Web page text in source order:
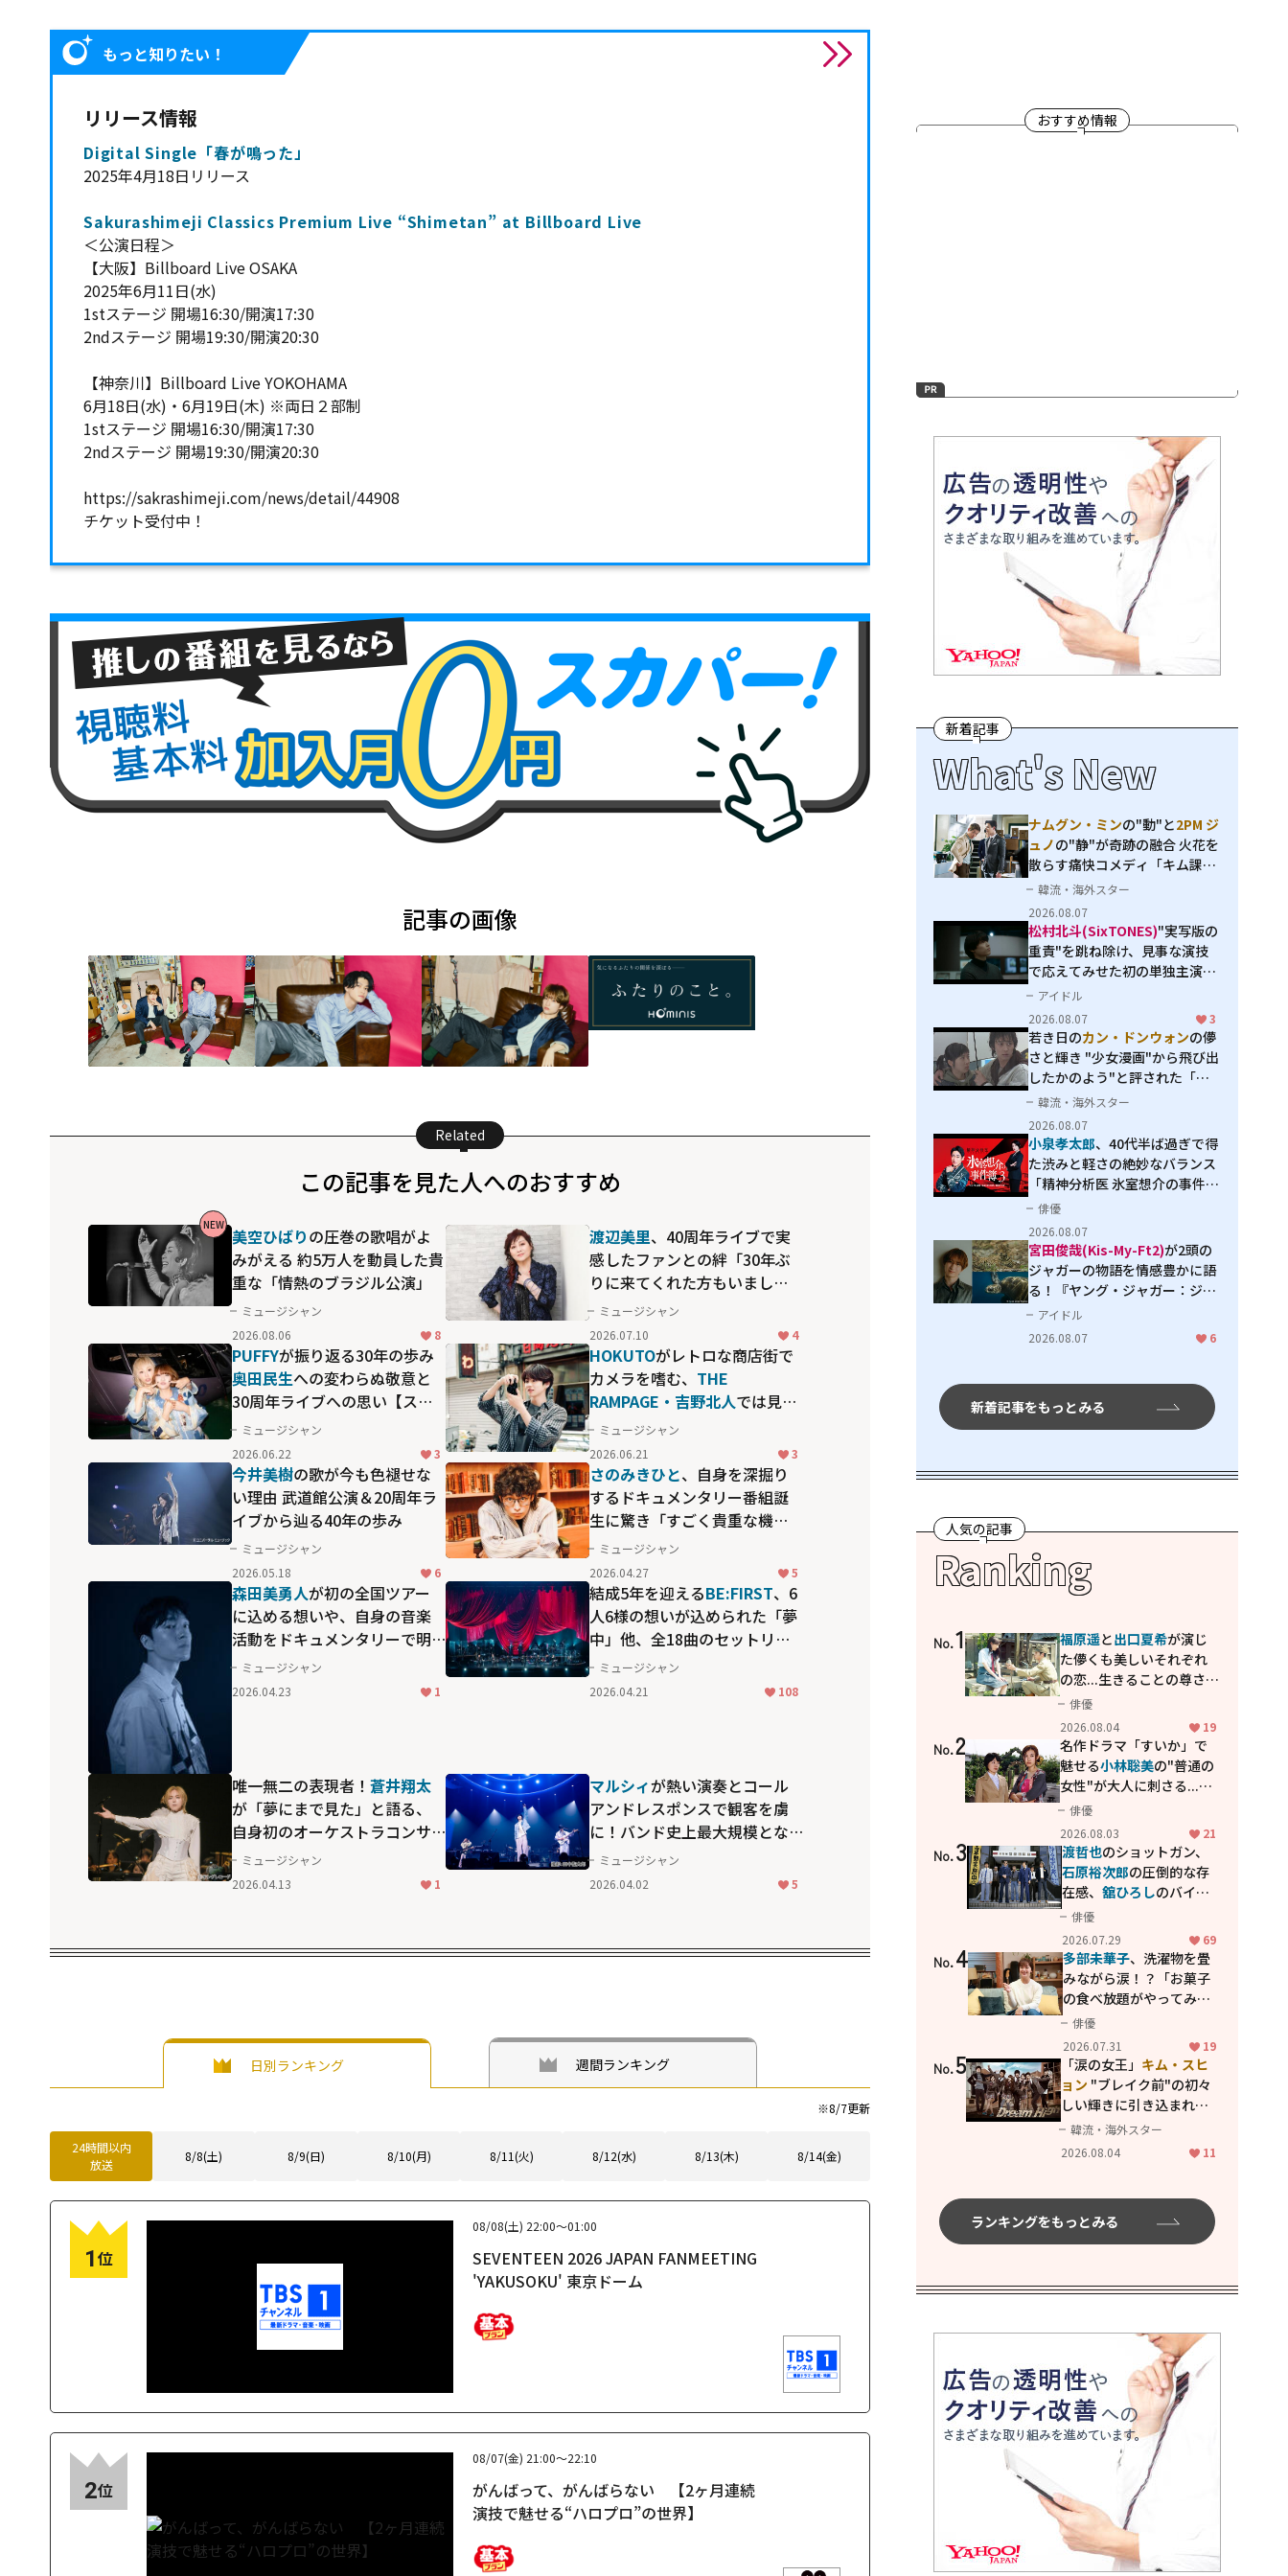
もっと知りたい！
リリース情報
Digital Single「春が鳴った」
2025年4月18日リリース
Sakurashimeji Classics Premium Live “Shimetan” at Billboard Live
＜公演日程＞
【大阪】Billboard Live OSAKA
2025年6月11日(水)
1stステージ 開場16:30/開演17:30
2ndステージ 開場19:30/開演20:30
【神奈川】Billboard Live YOKOHAMA
6月18日(水)・6月19日(木) ※両日２部制
1stステージ 開場16:30/開演17:30
2ndステージ 開場19:30/開演20:30
https://sakrashimeji.com/news/detail/44908
チケット受付中！
記事の画像
Related
この記事を見た人へのおすすめ
美空ひばりの圧巻の歌唱がよ
みがえる 約5万人を動員した貴
重な「情熱のブラジル公演」
ミュージシャン
2026.08.06
8
NEW
渡辺美里、40周年ライブで実
感したファンとの絆「30年ぶ
りに来てくれた方もいまし
た」
ミュージシャン
2026.07.10
4
PUFFYが振り返る30年の歩み
奥田民生への変わらぬ敬意と
30周年ライブへの思い【スカ
パー！30周年】
ミュージシャン
2026.06.22
3
HOKUTOがレトロな商店街で
カメラを嗜む、 THE
RAMPAGE・吉野北人では見ら
れない"素の顔"
ミュージシャン
2026.06.21
3
今井美樹の歌が今も色褪せな
い理由 武道館公演＆20周年ラ
イブから辿る40年の歩み
ミュージシャン
2026.05.18
6
さのみきひと、自身を深掘り
するドキュメンタリー番組誕
生に驚き「すごく貴重な機
会」
ミュージシャン
2026.04.27
5
森田美勇人が初の全国ツアー
に込める想いや、自身の音楽
活動をドキュメンタリーで明
かす！「1:Re ～森田美勇人
meets Live Tour 2026～」
ミュージシャン
2026.04.23
1
結成5年を迎えるBE:FIRST、6
人6様の想いが込められた「夢
中」他、全18曲のセットリス
トに魅了される伝統の「MTV
Unplugged」
ミュージシャン
2026.04.21
108
唯一無二の表現者！ 蒼井翔太
が「夢にまで見た」と語る、
自身初のオーケストラコンサ
ートの臨場感...公演直後の心境
を明かしたインタビューも
ミュージシャン
2026.04.13
1
マルシィが熱い演奏とコール
アンドレスポンスで観客を虜
に！バンド史上最大規模とな
る横浜アリーナでのワンマン
ライブ
ミュージシャン
2026.04.02
5
日別ランキング 週間ランキング
※8/7更新
24時間以内
放送
8/8(土) 8/9(日) 8/10(月) 8/11(火) 8/12(水) 8/13(木) 8/14(金)
1位
08/08(土) 22:00～01:00
SEVENTEEN 2026 JAPAN FANMEETING
'YAKUSOKU' 東京ドーム
2位
08/07(金) 21:00～22:10
がんばって、がんばらない 【2ヶ月連続
演技で魅せる“ハロプロ”の世界】
おすすめ情報
新着記事
What's New
ナムグン・ミンの"動"と2PM ジ
ュノの"静"が奇跡の融合 火花を
散らす痛快コメディ「キム課長
とソ理事～Bravo! Your Life
～」
韓流・海外スター
2026.08.07
松村北斗(SixTONES)"実写版の
重責"を跳ね除け、見事な演技
で応えてみせた初の単独主演映
画「秒速5センチメートル」
アイドル
2026.08.07
3
若き日のカン・ドンウォンの儚
さと輝き "少女漫画"から飛び出
したかのよう"と評された「オ
オカミの誘惑」
韓流・海外スター
2026.08.07
小泉孝太郎、40代半ば過ぎで得
た渋みと軽さの絶妙なバランス
「精神分析医 氷室想介の事件簿
３」で見せる進化
俳優
2026.08.07
宮田俊哉(Kis-My-Ft2)が2頭の
ジャガーの物語を情感豊かに語
る！『ヤング・ジャガー：ジャ
ングル王への道』『ジャガーと
ウミガメの物語：熱帯林の守護
アイドル
2026.08.07
6
新着記事をもっとみる
人気の記事
Ranking
No.1 福原遥と出口夏希が演じ
た儚くも美しいそれぞれ
の恋...生きることの尊さを
教えてくれた映画「あの
花が咲く丘で、君とまた出
会えたら。」
俳優
2026.08.04
19
No.2
名作ドラマ「すいか」で
魅せる小林聡美の"普通の
女性"が大人に刺さる...映
画「かもめ食堂」にも通
じる静かな芝居
俳優
2026.08.03
21
No.3 渡哲也のショットガン、
石原裕次郎の圧倒的な存
在感、舘ひろしのバイク
アクション！"大門軍
団"のカッコよさが詰まっ
た「西部警察 PART-II」
俳優
2026.07.29
69
No.4 多部未華子、洗濯物を畳
みながら涙！？「お菓子
の食べ放題がやってみた
い」ハンディファン4台の
暑さ対策も明かす
俳優
2026.07.31
19
No.5 「涙の女王」 キム・スヒ
ョン "ブレイク前"の初々
しい輝きに引き込まれ
る...2PM テギョン
共演の青春名作「ドリー
韓流・海外スター
2026.08.04
11
ランキングをもっとみる